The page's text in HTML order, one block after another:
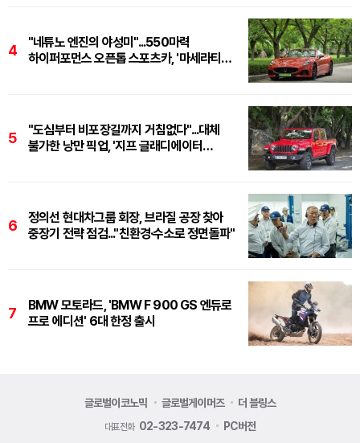
4
"네튜노 엔진의 야성미"...550마력
하이퍼포먼스 오픈톱 스포츠카, '마세라티
5
"도심부터 비포장길까지 거침없다"...대체
불가한 낭만 픽업, '지프 글래디에이터
6
정의선 현대차그룹 회장, 브라질 공장 찾아
중장기 전략 점검..."친환경·수소로 정면돌파"
7
BMW 모토라드, 'BMW F 900 GS 엔듀로
프로 에디션' 6대 한정 출시
글로벌이코노믹 글로벌게이머즈 더 블링스
대표전화 02-323-7474 PC버전